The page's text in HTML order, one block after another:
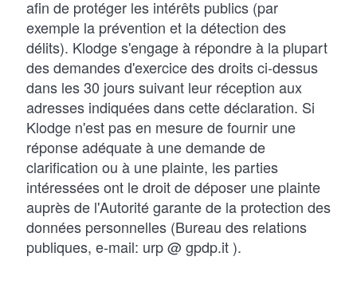
afin de protéger les intérêts publics (par
exemple la prévention et la détection des
délits). Klodge s'engage à répondre à la plupart
des demandes d'exercice des droits ci-dessus
dans les 30 jours suivant leur réception aux
adresses indiquées dans cette déclaration. Si
Klodge n'est pas en mesure de fournir une
réponse adéquate à une demande de
clarification ou à une plainte, les parties
intéressées ont le droit de déposer une plainte
auprès de l'Autorité garante de la protection des
données personnelles (Bureau des relations
publiques, e-mail: urp @ gpdp.it ).